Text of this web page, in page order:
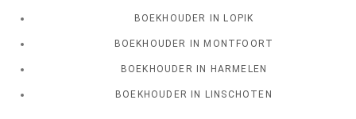
BOEKHOUDER IN LOPIK
BOEKHOUDER IN MONTFOORT
BOEKHOUDER IN HARMELEN
BOEKHOUDER IN LINSCHOTEN